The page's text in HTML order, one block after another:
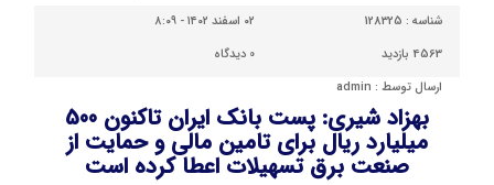
شناسه : 128325
۰۲ اسفند ۱۴۰۲ - ۸:۰۹
4563 بازدید
0 دیدگاه
ارسال توسط : admin
بهزاد شیری: پست بانک ایران تاکنون 500
میلیارد ریال برای تامین مالی و حمایت از
صنعت برق تسهیلات اعطا کرده است